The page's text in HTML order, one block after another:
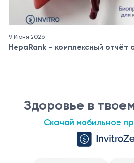
9 Июня 2026
HepaRank – комплексный отчёт
Здоровье в
Скачай мобильное